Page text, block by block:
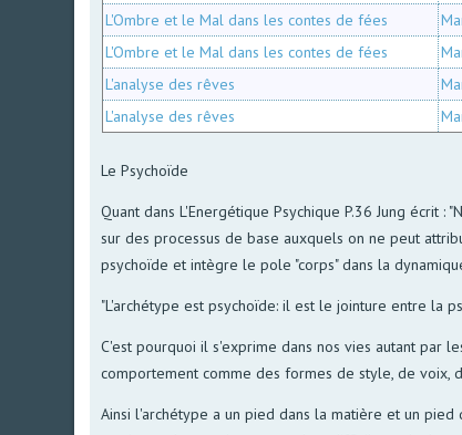
L'Ombre et le Mal dans les contes de fées
L'Ombre et le Mal dans les contes de fées
L'analyse des rêves
L'analyse des rêves
Le Psychoïde
Quant dans L'Energétique Psychique P.36 Jung écrit
sur des processus de base auxquels on ne peut
psychoïde et intègre le pole "corps" dans la
"L'archétype est psychoïde: il est le jointure entre la
C'est pourquoi il s'exprime dans nos vies autant par
comportement comme des formes de style, de voix,
Ainsi l'archétype a un pied dans la matière et un